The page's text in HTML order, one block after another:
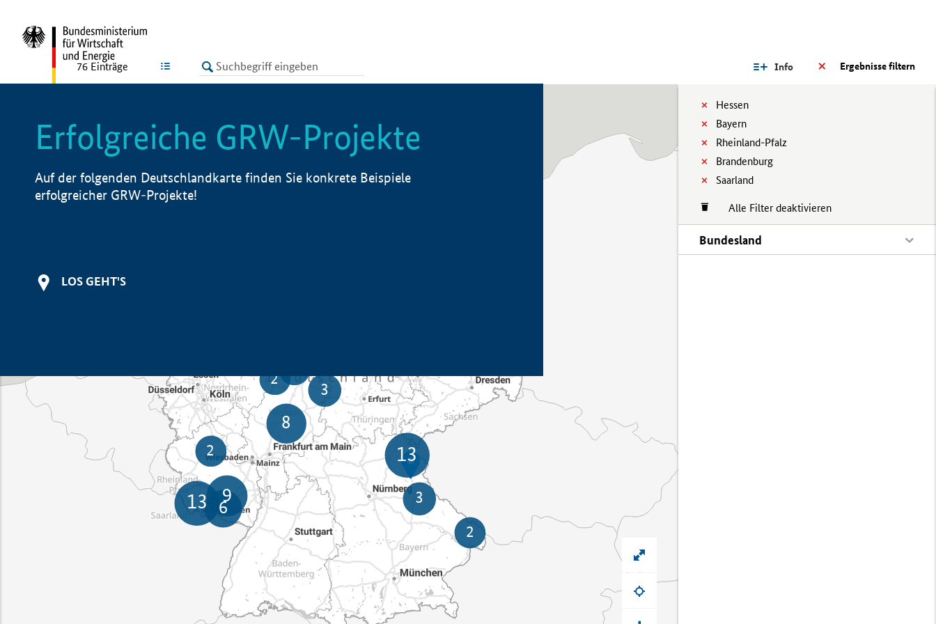
LISTE Ergebnisse filtern
Info
Hessen
Bayern
Rheinland-Pfalz
Brandenburg
Saarland
Alle Filter deaktivieren
Bundesland
76 Einträge
Erfolgreiche GRW-Projekte
Auf der folgenden Deutschlandkarte finden Sie konkrete Beispiele
erfolgreicher GRW-Projekte!
LOS GEHT'S